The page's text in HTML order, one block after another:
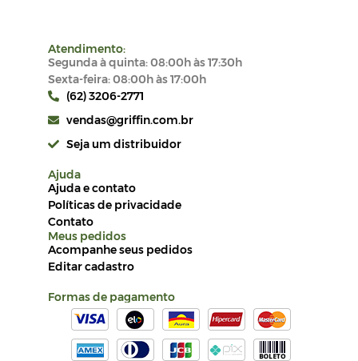
Atendimento:
Segunda à quinta: 08:00h às 17:30h
Sexta-feira: 08:00h às 17:00h
(62) 3206-2771
vendas@griffin.com.br
Seja um distribuidor
Ajuda
Ajuda e contato
Políticas de privacidade
Contato
Meus pedidos
Acompanhe seus pedidos
Editar cadastro
Formas de pagamento